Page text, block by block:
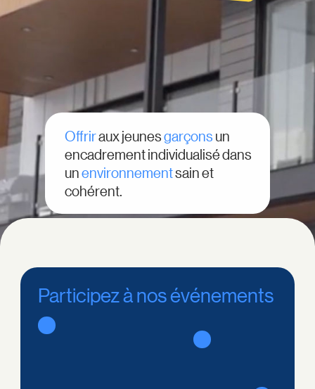
Offriraux jeunesgarçons un
encadrement individualisé dans
unenvironnementsain et
cohérent.
Participez à nos événements